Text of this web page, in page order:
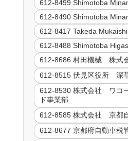
612-8499 Shimotoba
612-8490 Shimotoba
612-8417 Takeda
612-8488 Shimotoba
612-8686 村田機械 株式
612-8515 伏見区役所 深
612-8530 株式会社 ワコ
ド事業部
612-8585 株式会社 京都
612-8677 京都府自動車税